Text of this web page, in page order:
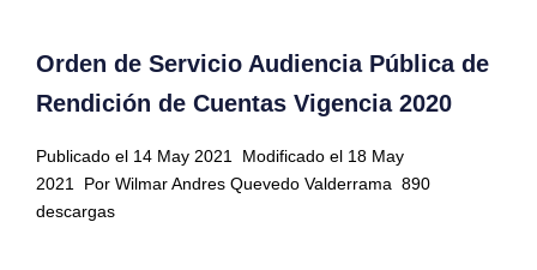
Orden de Servicio Audiencia Pública de
Rendición de Cuentas Vigencia 2020
Publicado el 14 May 2021
Modificado el 18 May
2021
Por Wilmar Andres Quevedo Valderrama 890
descargas